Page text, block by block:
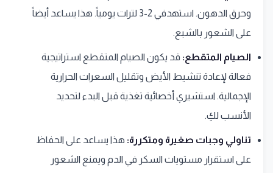
وحرق الدهون. استهدفي 2-3 لترات يومياً. هذا يساعد أيضاً
على الشعور بالشبع.
الصيام المتقطع: قد يكون الصيام المتقطع استراتيجية
فعالة لإعادة تنشيط الأيض وتقليل السعرات الحرارية
الإجمالية. استشيري أخصائية تغذية قبل البدء لتحديد
الأنسب لكِ.
تناولي وجبات صغيرة ومتكررة: هذا يساعد على الحفاظ
على استقرار مستويات السكر في الدم ويمنع الشعور